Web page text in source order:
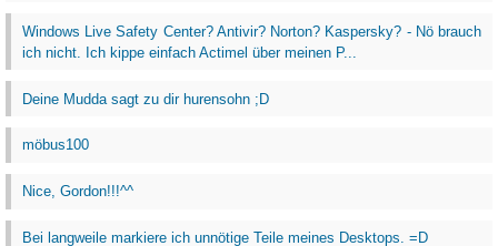
Windows Live Safety Center? Antivir? Norton? Kaspersky? - Nö brauch
ich nicht. Ich kippe einfach Actimel über meinen P...
Deine Mudda sagt zu dir hurensohn ;D
möbus100
Nice, Gordon!!!^^
Bei langweile markiere ich unnötige Teile meines Desktops. =D